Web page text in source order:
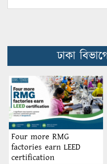
ঢাকা
Four more RMG
factories earn LEED
certification